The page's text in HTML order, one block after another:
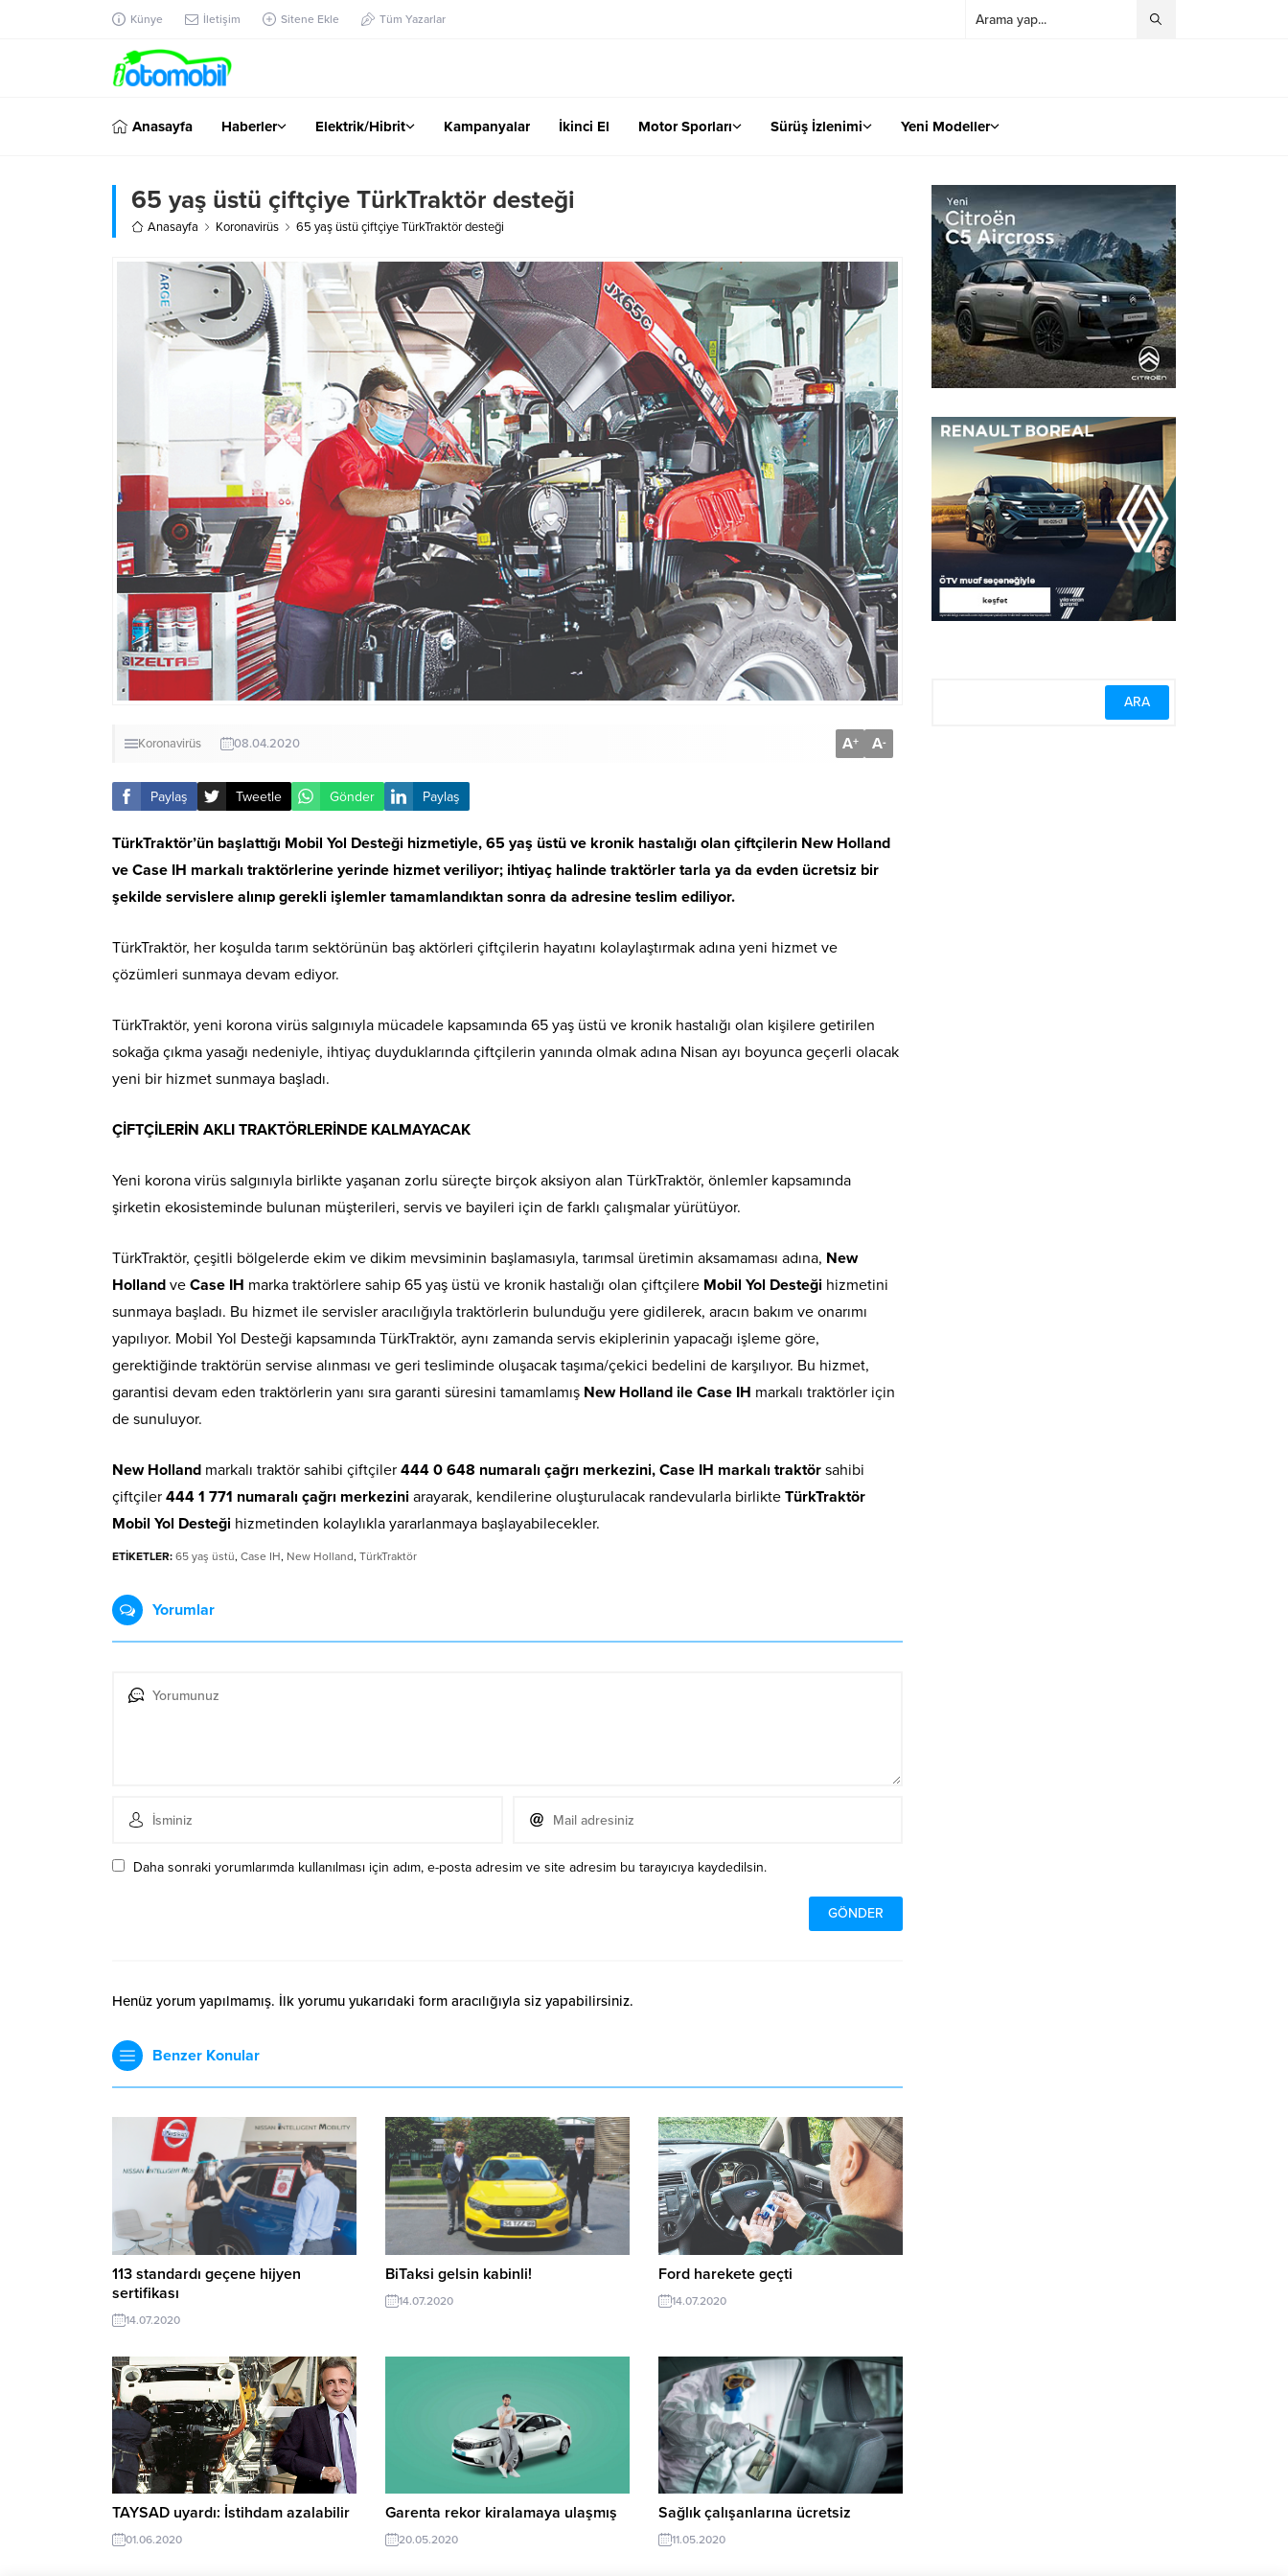
Künye İletişim Sitene Ekle Tüm Yazarlar
Anasayfa Haberler Elektrik/Hibrit Kampanyalar İkinci El Motor Sporları Sürüş İzlenimi Yeni Modeller
65 yaş üstü çiftçiye TürkTraktör desteği
Anasayfa Koronavirüs 65 yaş üstü çiftçiye TürkTraktör desteği
Koronavirüs 08.04.2020 A+ A-
Paylaş Tweetle Gönder Paylaş
TürkTraktör’ün başlattığı Mobil Yol Desteği hizmetiyle, 65 yaş üstü ve kronik hastalığı olan çiftçilerin New Holland
ve Case IH markalı traktörlerine yerinde hizmet veriliyor; ihtiyaç halinde traktörler tarla ya da evden ücretsiz bir
şekilde servislere alınıp gerekli işlemler tamamlandıktan sonra da adresine teslim ediliyor.
TürkTraktör, her koşulda tarım sektörünün baş aktörleri çiftçilerin hayatını kolaylaştırmak adına yeni hizmet ve
çözümleri sunmaya devam ediyor.
TürkTraktör, yeni korona virüs salgınıyla mücadele kapsamında 65 yaş üstü ve kronik hastalığı olan kişilere getirilen
sokağa çıkma yasağı nedeniyle, ihtiyaç duyduklarında çiftçilerin yanında olmak adına Nisan ayı boyunca geçerli olacak
yeni bir hizmet sunmaya başladı.
ÇİFTÇİLERİN AKLI TRAKTÖRLERİNDE KALMAYACAK
Yeni korona virüs salgınıyla birlikte yaşanan zorlu süreçte birçok aksiyon alan TürkTraktör, önlemler kapsamında
şirketin ekosisteminde bulunan müşterileri, servis ve bayileri için de farklı çalışmalar yürütüyor.
TürkTraktör, çeşitli bölgelerde ekim ve dikim mevsiminin başlamasıyla, tarımsal üretimin aksamaması adına, New
Holland ve Case IH marka traktörlere sahip 65 yaş üstü ve kronik hastalığı olan çiftçilere Mobil Yol Desteği hizmetini
sunmaya başladı. Bu hizmet ile servisler aracılığıyla traktörlerin bulunduğu yere gidilerek, aracın bakım ve onarımı
yapılıyor. Mobil Yol Desteği kapsamında TürkTraktör, aynı zamanda servis ekiplerinin yapacağı işleme göre,
gerektiğinde traktörün servise alınması ve geri tesliminde oluşacak taşıma/çekici bedelini de karşılıyor. Bu hizmet,
garantisi devam eden traktörlerin yanı sıra garanti süresini tamamlamış New Holland ile Case IH markalı traktörler için
de sunuluyor.
New Holland markalı traktör sahibi çiftçiler 444 0 648 numaralı çağrı merkezini, Case IH markalı traktör sahibi
çiftçiler 444 1 771 numaralı çağrı merkezini arayarak, kendilerine oluşturulacak randevularla birlikte TürkTraktör
Mobil Yol Desteği hizmetinden kolaylıkla yararlanmaya başlayabilecekler.
ETİKETLER: 65 yaş üstü, Case IH, New Holland, TürkTraktör
Yorumlar
Daha sonraki yorumlarımda kullanılması için adım, e-posta adresim ve site adresim bu tarayıcıya kaydedilsin.
Henüz yorum yapılmamış. İlk yorumu yukarıdaki form aracılığıyla siz yapabilirsiniz.
Benzer Konular
113 standardı geçene hijyen
sertifikası
14.07.2020
BiTaksi gelsin kabinli!
14.07.2020
Ford harekete geçti
14.07.2020
TAYSAD uyardı: İstihdam azalabilir
01.06.2020
Garenta rekor kiralamaya ulaşmış
20.05.2020
Sağlık çalışanlarına ücretsiz
11.05.2020